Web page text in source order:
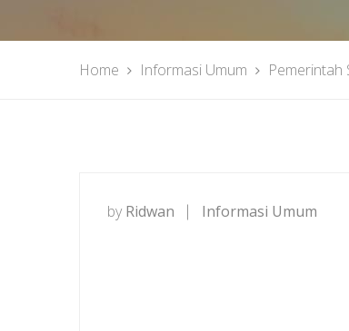
Home Informasi Umum Pemerintah
by Ridwan Informasi Umum